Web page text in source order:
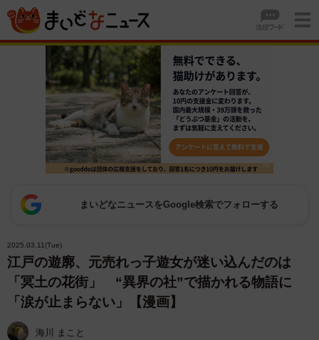
まいどなニュースをGoogle検索でフォローする
2025.03.11(Tue)
江戸の遊廓、元売れっ子遊女が迷い込んだのは
「冥土の花街」 “異界の社”で描かれる物語に
「涙が止まらない」【漫画】
海川 まこと